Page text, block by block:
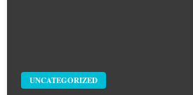
UNCATEGORIZED